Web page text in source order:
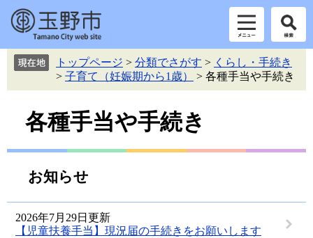
文
トップページ > 分類でさがす > くらし・手続き
> 子育て（妊娠期から1歳） > 各種手当や手続き
各種手当や手続き
お知らせ
2026年7月29日更新
【児童扶養手当】現況届の手続きをお願いします